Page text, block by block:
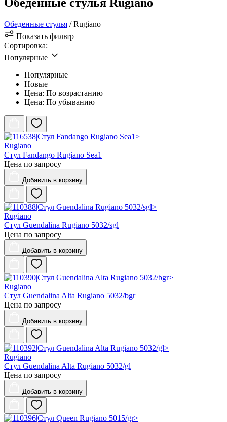
Обеденные стулья / Rugiano
Показать фильтр
Сортировка:
Популярные
Популярные
Новые
Цена: По возрастанию
Цена: По убыванию
Rugiano
Стул Fandango Rugiano Sea1
Цена по запросу
Добавить в корзину
Rugiano
Стул Guendalina Rugiano 5032/sgl
Цена по запросу
Добавить в корзину
Rugiano
Стул Guendalina Alta Rugiano 5032/bgr
Цена по запросу
Добавить в корзину
Rugiano
Стул Guendalina Alta Rugiano 5032/gl
Цена по запросу
Добавить в корзину